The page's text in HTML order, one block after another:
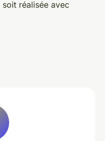
réalisée avec